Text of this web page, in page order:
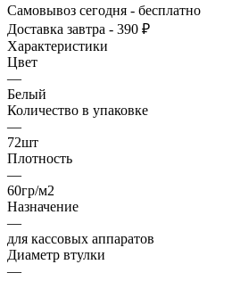
Самовывоз сегодня - бесплатно
Доставка завтра - 390 ₽
Характеристики
Цвет
—
Белый
Количество в упаковке
—
72шт
Плотность
—
60гр/м2
Назначение
—
для кассовых аппаратов
Диаметр втулки
—